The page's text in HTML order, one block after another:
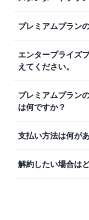
本料金に含まれる
は、100件単位で
チームの運用に適
代表的なユースケ
- 少人数のチームや
- 柔軟でフラット
タイル
プレミアムプラン
えたプランです。
り、組織内での柔
す。
代表的なユースケ
・大人数のチーム
・「支店ごと」「
切り分けたい
管理したい
エンタープライズ
えてください。
企業ごとの要件に
す。
代表的なユースケ
・50名以上の利用
・IPアドレス制限
要件がある場合
プレミアムプラン
は何ですか？
個別オンボーディ
しています。
初期設定や権限の
支払い方法は何が
に対応しています。
解約したい場合は